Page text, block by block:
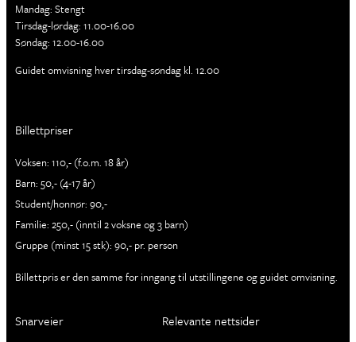
Mandag: Stengt
Tirsdag-lørdag: 11.00-16.00
Søndag: 12.00-16.00
Guidet omvisning hver tirsdag-søndag kl. 12.00
Billettpriser
Voksen: 110,- (f.o.m. 18 år)
Barn: 50,- (4-17 år)
Student/honnør: 90,-
Familie: 250,- (inntil 2 voksne og 3 barn)
Gruppe (minst 15 stk): 90,- pr. person
Billettpris er den samme for inngang til utstillingene og guidet omvisning.
Snarveier Relevante nettsider